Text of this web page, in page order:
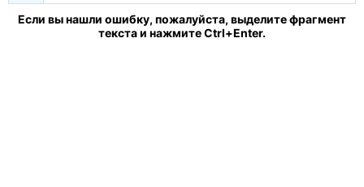
Если вы нашли ошибку, пожалуйста, выделите фрагмент
текста и нажмите Ctrl+Enter.